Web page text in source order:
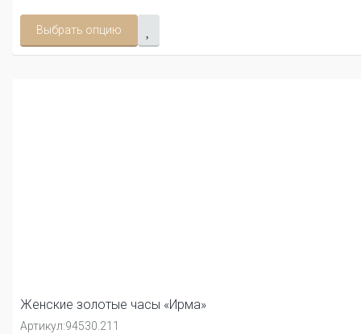
Выбрать опцию
Женские золотые часы «Ирма»
Артикул:94530.211